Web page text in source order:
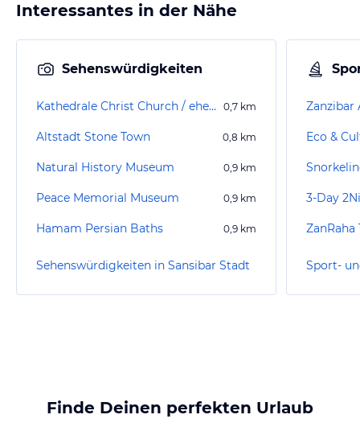
Interessantes in der Nähe
Sehenswürdigkeiten
Kathedrale Christ Church / ehemaliger Sklavenmarkt 0,7 km
Altstadt Stone Town 0,8 km
Natural History Museum 0,9 km
Peace Memorial Museum 0,9 km
Hamam Persian Baths 0,9 km
Sehenswürdigkeiten in Sansibar Stadt
Zanzibar
Eco &
ZanRaha
Finde Deinen perfekten Urlaub